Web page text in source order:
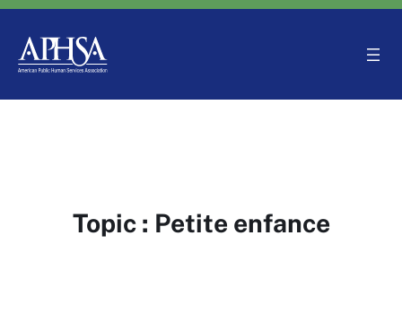
Aller
contenu
Topic : Petite enfance